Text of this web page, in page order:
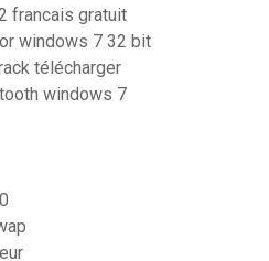
francais gratuit
windows 7 32 bit
télécharger
windows 7